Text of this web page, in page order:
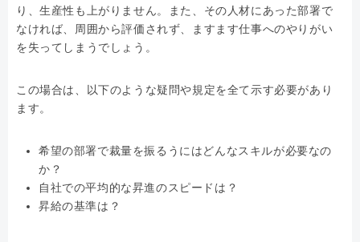
り、生産性も上がりません。また、その人材にあった部署で
なければ、周囲から評価されず、ますます仕事へのやりがい
を失ってしまうでしょう。
この場合は、以下のような疑問や規定を全て示す必要があり
ます。
希望の部署で裁量を振るうにはどんなスキルが必要なの
か？
自社での平均的な昇進のスピードは？
昇給の基準は？